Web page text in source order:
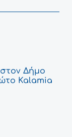
Δήμο
Kalamia